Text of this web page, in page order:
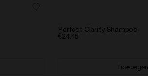
Perfect Clarity Shampoo
€24.45
Toevoegen